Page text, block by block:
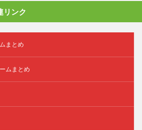
リンク
まとめ
ムまとめ